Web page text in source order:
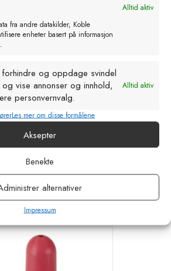
Alltid aktiv
fra andre datakilder, Koble
enheter basert på informasjon
forhindre og oppdage svindel
vise annonser og innhold,
personvernvalg.
Alltid aktiv
Les mer om disse formålene
Aksepter
Benekte
alternativer
Impressum
matte 90x200x5
1200,00
Legg i handlekurv